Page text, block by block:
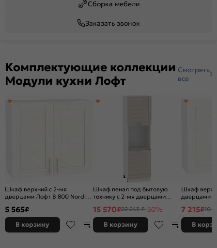
Сборка мебели
Заказать звонок
Комплектующие коллекции
Модули кухни Лофт
Смотреть
все
Шкаф верхний с 2-мя
дверцами Лофт В 800 Nordic
5 565₽
В корзину
Шкаф пенал под бытовую
технику с 2-мя дверцами
шкафов высотой 920)
Cappuccino Veralinga-Белый
15 570₽22 243 ₽-30%
В корзину
Шкаф
дверцами
7 215₽10
В